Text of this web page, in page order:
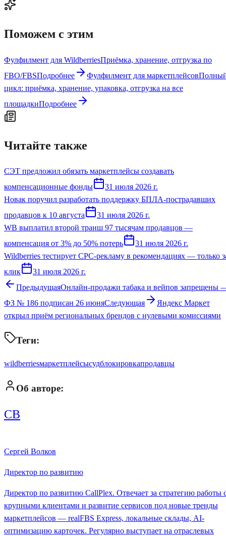
Поможем с этим
Фулфилмент для WildberriesПриёмка, хранение, отгрузка по
FBO/FBSПодробнее Фулфилмент для маркетплейсов
цикл: приёмка, хранение, упаковка, отгрузка на все
площадкиПодробнее
Читайте также
СЭТ предложил обязать маркетплейсы создавать
компенсационные фонды
31 июля 2026 г.
Новак поручил разработать поддержку БПЛА-пострадавших
продавцов к 10 августа
31 июля 2026 г.
WB выплатил второй транш 97 тысячам продавцов —
компенсация от 3% до 50% потерь
31 июля 2026 г.
Wildberries тестирует CPC-рекламу в рекомендациях — только
клик
31 июля 2026 г.
ПредыдущаяОнлайн-продажи табака и вейпов запрещены
ФЗ № 186 подписан 26 июняСледующая
Яндекс Маркет
открыл приём региональных брендов с нулевыми комиссиями
Теги:
wildberriesмаркетплейсысудблокировкапродавцы
Об авторе:
СВ
Сергей Волков
Директор по развитию
Директор по развитию CallPlex. Отвечает за стратегию работы
крупными клиентами и развитие сервисов под новые тренды
маркетплейсов — realFBS Express, локальные склады, AI-
оптимизацию карточек. Регулярно выступает на отраслевых